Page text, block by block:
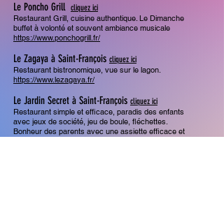
Le Poncho Grill cliquez ici
Restaurant Grill, cuisine authentique. Le Dimanche
buffet à volonté et souvent ambiance musicale
https://www.ponchogrill.fr/
Le Zagaya à Saint-François cliquez ici
Restaurant bistronomique, vue sur le lagon.
https://www.lezagaya.fr/
Le Jardin Secret à Saint-François cliquez ici
Restaurant simple et efficace, paradis des enfants
avec jeux de société, jeu de boule, fléchettes.
Bonheur des parents avec une assiette efficace et